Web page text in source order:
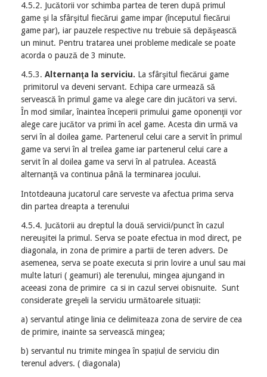
4.5.2. Jucătorii vor schimba partea de teren după primul
game şi la sfârşitul fiecărui game impar (începutul fiecărui
game par), iar pauzele respective nu trebuie să depăşească
un minut. Pentru tratarea unei probleme medicale se poate
acorda o pauză de 3 minute.
4.5.3. Alternanţa la serviciu. La sfârşitul fiecărui game
primitorul va deveni servant. Echipa care urmează să
servească în primul game va alege care din jucători va servi.
În mod similar, înaintea începerii primului game oponenţii vor
alege care jucător va primi în acel game. Acesta din urmă va
servi în al doilea game. Partenerul celui care a servit în primul
game va servi în al treilea game iar partenerul celui care a
servit în al doilea game va servi în al patrulea. Această
alternanţă va continua până la terminarea jocului.
Intotdeauna jucatorul care serveste va afectua prima serva
din partea dreapta a terenului
4.5.4. Jucătorii au dreptul la două servicii/punct în cazul
nereuşitei la primul. Serva se poate efectua in mod direct, pe
diagonala, in zona de primire a partii de teren advers. De
asemenea, serva se poate executa si prin lovire a unul sau mai
multe laturi ( geamuri) ale terenului, mingea ajungand in
aceeasi zona de primire ca si in cazul servei obisnuite. Sunt
considerate greşeli la serviciu următoarele situații:
a) servantul atinge linia ce delimiteaza zona de servire de cea
de primire, inainte sa servească mingea;
b) servantul nu trimite mingea în spațiul de serviciu din
terenul advers. ( diagonala)